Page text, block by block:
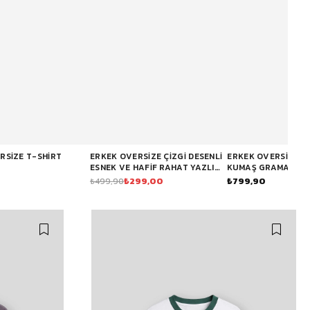
T-SHIRT
ERKEK OVERSIZE ÇIZGI DESENLI
ESNEK VE HAFIF RAHAT YAZLIK
T-SHIRT FÜME
₺499,90₺299,00
ERKEK OVERSIZE
KUMAŞ GRAMAJLI
SHIRT KAHVERENGI
₺799,90